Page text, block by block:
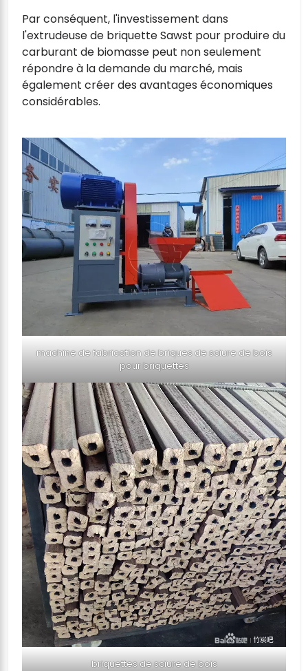
Par conséquent, l'investissement dans
l'extrudeuse de briquette Sawst pour produire du
carburant de biomasse peut non seulement
répondre à la demande du marché, mais
également créer des avantages économiques
considérables.
machine de fabrication de briques de sciure de bois
pour briquettes
briquettes de sciure de bois